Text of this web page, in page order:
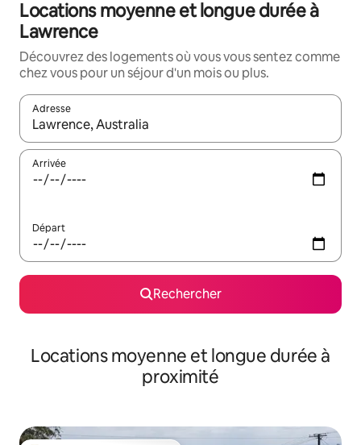
Locations moyenne et longue durée à
Lawrence
Découvrez des logements où vous vous sentez comme
chez vous pour un séjour d'un mois ou plus.
Adresse
Lorsque les résultats s'affichent, utilisez les flèches vers le
Arrivée
Départ
Rechercher
Locations moyenne et longue durée à
proximité